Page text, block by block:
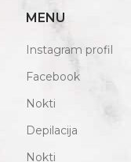
MENU
Instagram profil
Facebook
Nokti
Depilacija
Nokti